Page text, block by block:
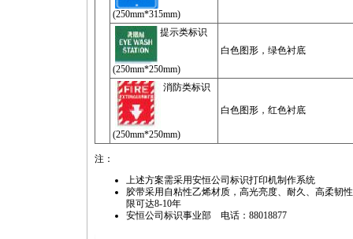
(250mm*315mm)
提示类标识
(250mm*250mm)
白色图形，绿色衬底
消防类标识
(250mm*250mm)
白色图形，红色衬底
注：
上述方案需采用安恒公司标识打印机制作系统
胶带采用自粘性乙烯材质，高光亮度、耐久、高柔韧
限可达8-10年
安恒公司标识事业部 电话：88018877